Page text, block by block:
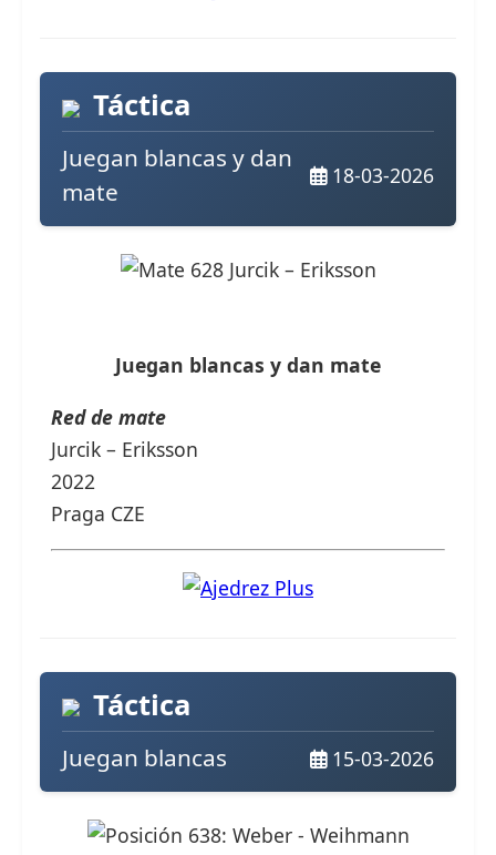
Táctica
Juegan blancas y dan
mate
18-03-2026
Juegan blancas y dan mate
Red de mate
Jurcik – Eriksson
2022
Praga CZE
Táctica
Juegan blancas 15-03-2026